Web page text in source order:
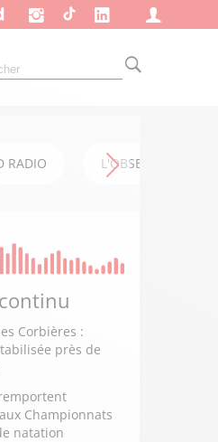
RADIO L'OBSERVATOIRE
continu
Corbières :
près de
Championnats
natation